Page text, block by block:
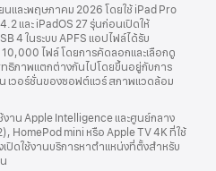
นและพฤษภาคม 2026โดยใช้iPad Pro
และ iPadOS 27รุ่นก่อนเปิดให้
4 ในระบบ APFS แอปไฟล์ได้รับ
10,000 ไฟล์โดยการคัดลอกและเลือกดู
ธิภาพแตกต่างกันไปโดยขึ้นอยู่กับการ
เวอร์ชั่นของซอฟต์แวร์สภาพแวดล้อม
งานApple Intelligence และศูนย์กลาง
HomePod mini หรือ Apple TV 4K ที่ใช้
เปิดใช้งานบริการหาตำแหน่งที่ตั้งสำหรับ